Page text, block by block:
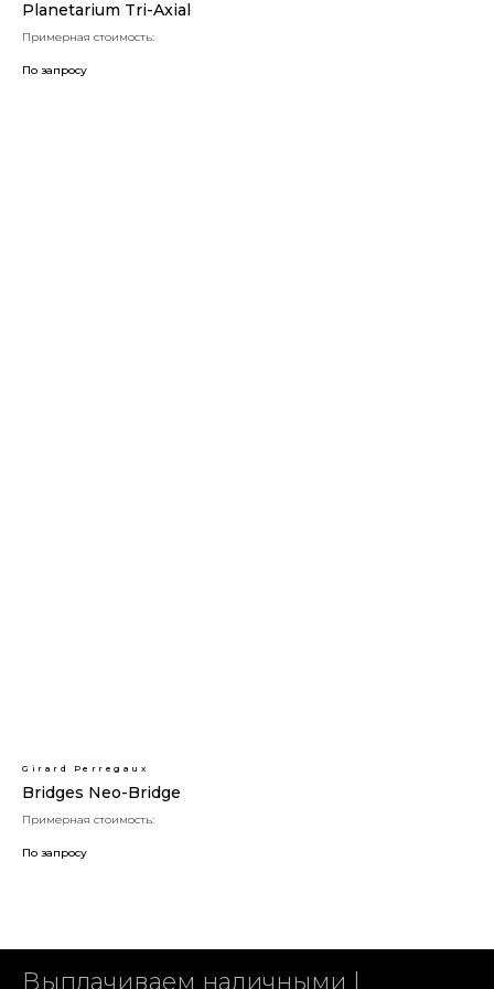
Planetarium Tri-Axial
Примерная стоимость:
По запросу
Girard Perregaux
Bridges Neo-Bridge
Примерная стоимость:
По запросу
Выплачиваем наличными |